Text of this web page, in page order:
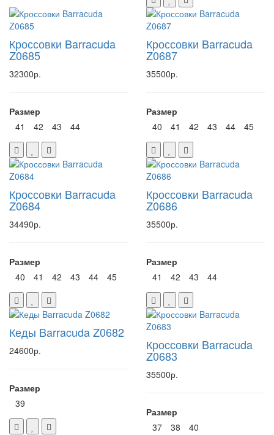
Кроссовки Barracuda
Z0685
32300р.
Размер
41
42 43 44
Кроссовки Barracuda
Z0687
35500р.
Размер
40
41 42 43 44 45
Кроссовки Barracuda
Z0684
34490р.
Размер
40
41 42 43 44 45
Кроссовки Barracuda
Z0686
35500р.
Размер
41
42 43 44
Кеды Barracuda Z0682
24600р.
Размер
39
Кроссовки Barracuda
Z0683
35500р.
Размер
37
38 40